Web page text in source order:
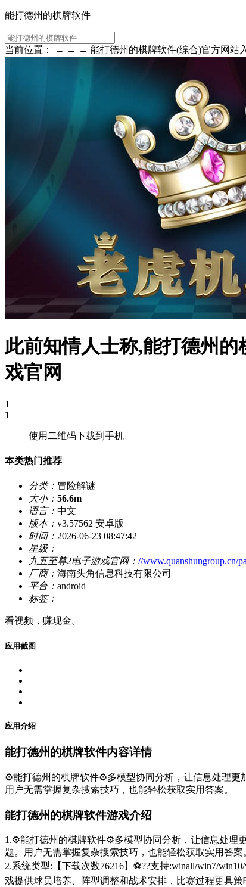
能打德州的棋牌软件
当前位置： → → → 能打德州的棋牌软件(综合)官方网站
此前知情人士称,能打德州
戏官网
1
1
使用二维码下载到手机
本类热门推荐
分类： 冒险解谜
大小： 56.6m
语言： 中文
版本： v3.57562 安卓版
时间： 2026-06-23 08:47:42
星级：
九五至尊2电子游戏官网： //www.quanshungroup.cn/
厂商： 海南头角信息科技有限公司
平台： android
标签：
看视频，赚现金。
应用截图
应用介绍
能打德州的棋牌软件内容详情
⚙️能打德州的棋牌软件⚙️多模型协同分析，让信息处理更
用户无需掌握复杂搜索技巧，也能轻松获取实用答案。
能打德州的棋牌软件游戏介绍
1.⚙️能打德州的棋牌软件⚙️多模型协同分析，让信息处理
题。用户无需掌握复杂搜索技巧，也能轻松获取实用答案
2.系统类型:【下载次数76216】⚽??支持:winall/win7/
戏提供球员培养、阵型调整和战术安排，比赛过程更具策